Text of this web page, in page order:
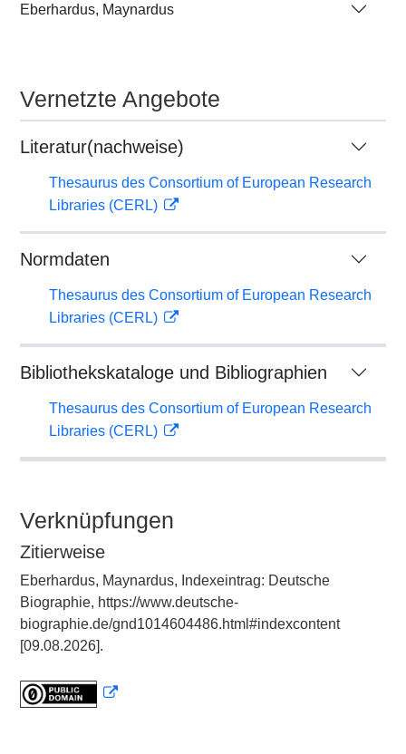
Eberhardus, Maynardus
Vernetzte Angebote
Literatur(nachweise)
Thesaurus des Consortium of European Research
Libraries (CERL)
Normdaten
Thesaurus des Consortium of European Research
Libraries (CERL)
Bibliothekskataloge und Bibliographien
Thesaurus des Consortium of European Research
Libraries (CERL)
Verknüpfungen
Zitierweise
Eberhardus, Maynardus, Indexeintrag: Deutsche
Biographie, https://www.deutsche-
biographie.de/gnd1014604486.html#indexcontent
[09.08.2026].